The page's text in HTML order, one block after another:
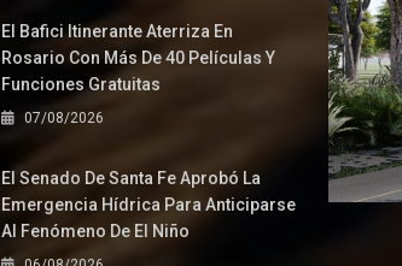
El Bafici Itinerante Aterriza En
Rosario Con Más De 40 Películas Y
Funciones Gratuitas
07/08/2026
El Senado De Santa Fe Aprobó La
Emergencia Hídrica Para Anticiparse
Al Fenómeno De El Niño